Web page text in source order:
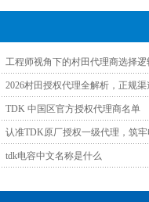
2026村田授权代理全解析，正规
TDK 中国区官方授权代理商名单
tdk电容中文名称是什么